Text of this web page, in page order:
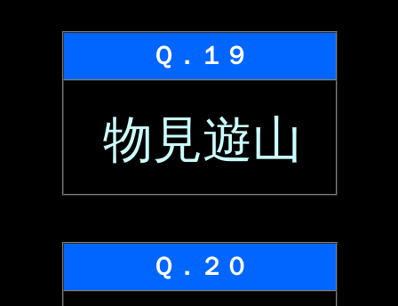
Ｑ．１９
物見遊山
Ｑ．２０